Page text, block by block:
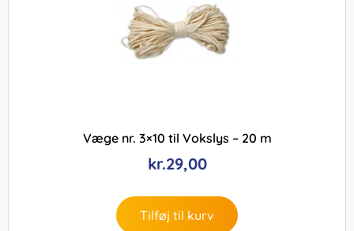
Væge nr. 3×10 til Vokslys – 20 m
kr.29,00
Tilføj til kurv